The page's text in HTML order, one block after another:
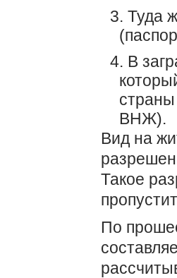
Туда
В
страны
ВНЖ).
Вид на
Такое
По